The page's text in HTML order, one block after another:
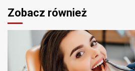
Zobacz również